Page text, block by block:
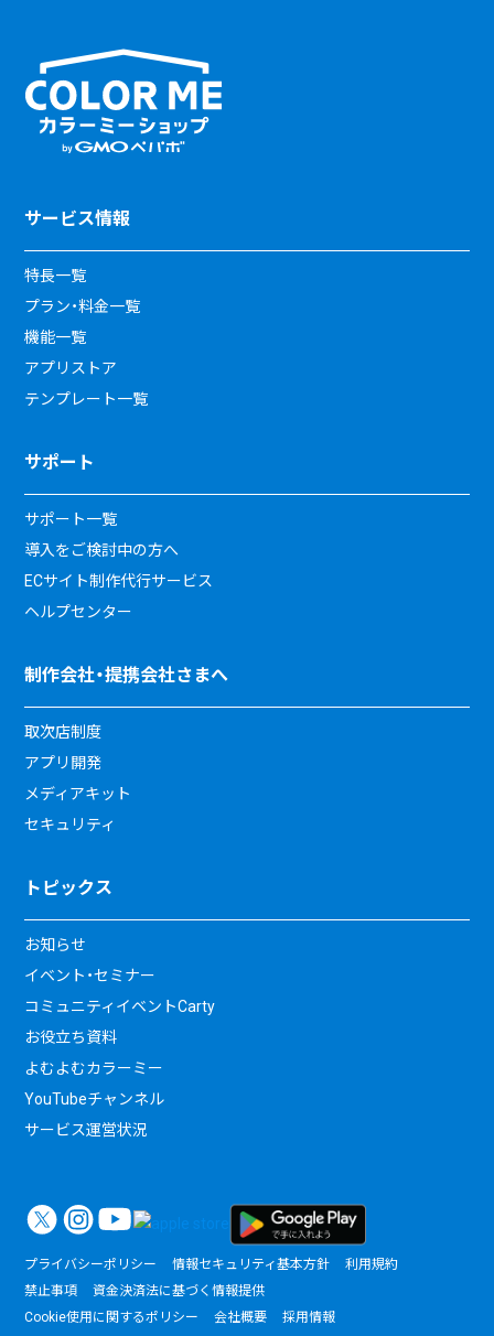
サービス情報
特長一覧
プラン・料金一覧
機能一覧
アプリストア
テンプレート一覧
サポート
サポート一覧
導入をご検討中の方へ
ECサイト制作代行サービス
ヘルプセンター
制作会社・提携会社さまへ
取次店制度
アプリ開発
メディアキット
セキュリティ
トピックス
お知らせ
イベント・セミナー
コミュニティイベントCarty
お役立ち資料
よむよむカラーミー
YouTubeチャンネル
サービス運営状況
プライバシーポリシー 情報セキュリティ基本方針
利用規約
禁止事項
資金決済法に基づく情報提供
Cookie使用に関するポリシー
会社概要 採用情報